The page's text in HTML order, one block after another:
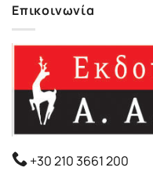
Επικοινωνία
+30 210 3661 200